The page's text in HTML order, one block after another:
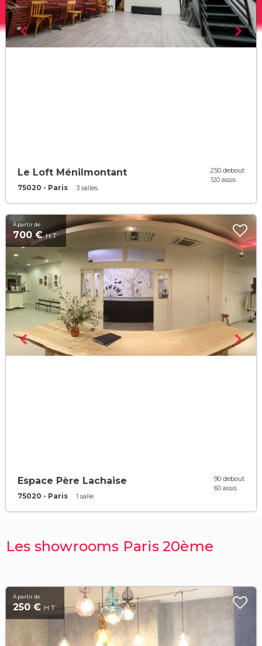
Le Loft Ménilmontant
75020 - Paris 3 salles
250 debout
120 assis
À partir de
700 €H.T
Espace Père Lachaise
75020 - Paris 1 salle
90 debout
60 assis
Les showrooms Paris 20ème
À partir de
250 € H.T